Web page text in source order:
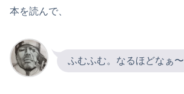
本を読んで、
ふむふむ。なるほどなぁ〜